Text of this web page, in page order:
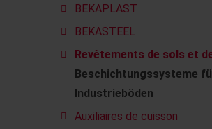
BEKAPLAST
BEKASTEEL
Revêtements de sols et
Beschichtungssysteme
Industrieböden
Auxiliaires de cuisson